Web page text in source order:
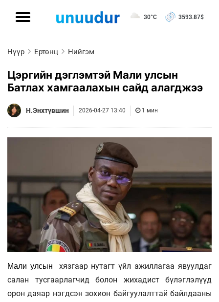
30°C 3593.87$
Нүүр Ертөнц Нийгэм
Цэргийн дэглэмтэй Мали улсын
Батлах хамгаалахын сайд алагджээ
Н.Энхтүвшин 2026-04-27 13:40 1 мин
Мали улсын
хязгаар нутагт үйл ажиллагаа явуулдаг
салан тусгаарлагчид болон жихадист бүлэглэлүүд
орон даяар нэгдсэн зохион байгуулалттай байлдааны